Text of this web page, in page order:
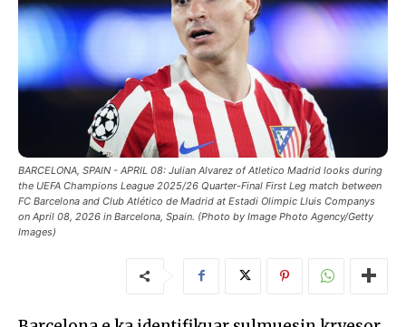
BARCELONA, SPAIN - APRIL 08: Julian Alvarez of Atletico Madrid looks during
the UEFA Champions League 2025/26 Quarter-Final First Leg match between
FC Barcelona and Club Atlético de Madrid at Estadi Olimpic Lluis Companys
on April 08, 2026 in Barcelona, Spain. (Photo by Image Photo Agency/Getty
Images)